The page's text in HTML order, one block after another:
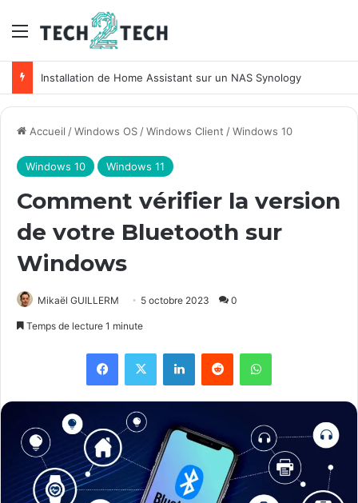
Menu
Installation de Home Assistant sur un NAS Synology
Accueil /Windows OS/Windows Client /Windows 10
Windows 10 Windows 11
Comment vérifier la version
de votre Bluetooth sur
Windows
Mikaël GUILLERM 5 octobre 2023 0
Temps de lecture 1 minute
Facebook
X LinkedinReddit WhatsApp